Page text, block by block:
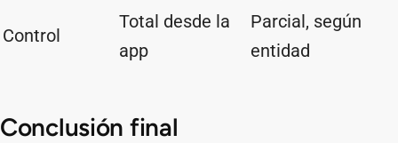
Control
Total desde la
app
Parcial, según
entidad
Conclusión final